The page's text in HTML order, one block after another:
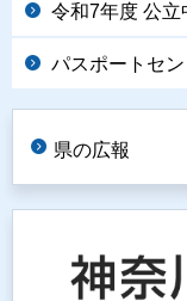
令和7年度 公
パスポートセ
県の広報